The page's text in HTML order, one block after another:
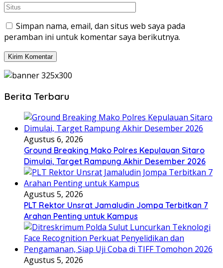
Simpan nama, email, dan situs web saya pada
peramban ini untuk komentar saya berikutnya.
Berita Terbaru
Agustus 6, 2026
Ground Breaking Mako Polres Kepulauan Sitaro
Dimulai, Target Rampung Akhir Desember 2026
Agustus 5, 2026
​PLT Rektor Unsrat Jamaludin Jompa Terbitkan 7
Arahan Penting untuk Kampus
Agustus 5, 2026